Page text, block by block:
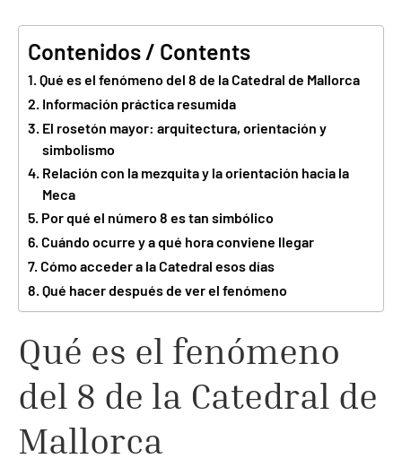
Contenidos / Contents
Qué es el fenómeno del 8 de la Catedral de Mallorca
Información práctica resumida
El rosetón mayor: arquitectura, orientación y
simbolismo
Relación con la mezquita y la orientación hacia la
Meca
Por qué el número 8 es tan simbólico
Cuándo ocurre y a qué hora conviene llegar
Cómo acceder a la Catedral esos días
Qué hacer después de ver el fenómeno
Qué es el fenómeno
del 8 de la Catedral de
Mallorca